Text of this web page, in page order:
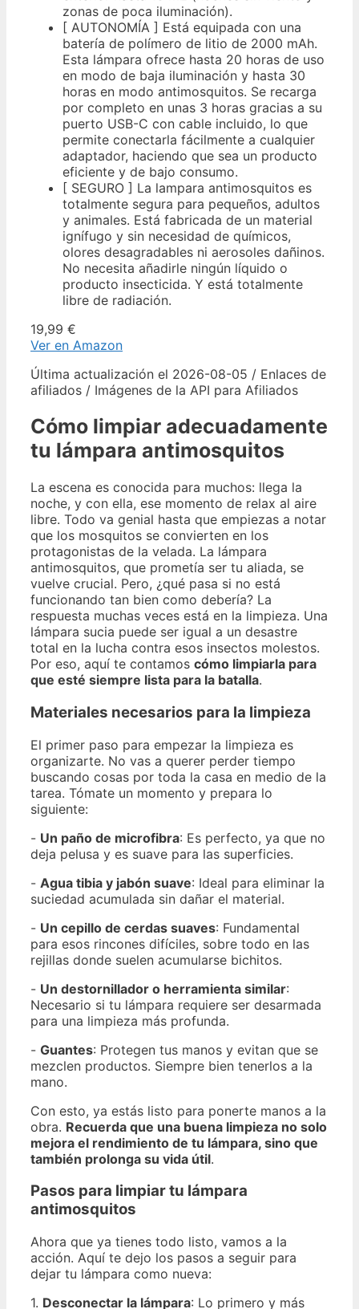
zonas de poca iluminación).
[ AUTONOMÍA ] Está equipada con una
batería de polímero de litio de 2000 mAh.
Esta lámpara ofrece hasta 20 horas de uso
en modo de baja iluminación y hasta 30
horas en modo antimosquitos. Se recarga
por completo en unas 3 horas gracias a su
puerto USB-C con cable incluido, lo que
permite conectarla fácilmente a cualquier
adaptador, haciendo que sea un producto
eficiente y de bajo consumo.
[ SEGURO ] La lampara antimosquitos es
totalmente segura para pequeños, adultos
y animales. Está fabricada de un material
ignífugo y sin necesidad de químicos,
olores desagradables ni aerosoles dañinos.
No necesita añadirle ningún líquido o
producto insecticida. Y está totalmente
libre de radiación.
19,99 €
Ver en Amazon
Última actualización el 2026-08-05 / Enlaces de
afiliados / Imágenes de la API para Afiliados
Cómo limpiar adecuadamente
tu lámpara antimosquitos
La escena es conocida para muchos: llega la
noche, y con ella, ese momento de relax al aire
libre. Todo va genial hasta que empiezas a notar
que los mosquitos se convierten en los
protagonistas de la velada. La lámpara
antimosquitos, que prometía ser tu aliada, se
vuelve crucial. Pero, ¿qué pasa si no está
funcionando tan bien como debería? La
respuesta muchas veces está en la limpieza. Una
lámpara sucia puede ser igual a un desastre
total en la lucha contra esos insectos molestos.
Por eso, aquí te contamos cómo limpiarla para
que esté siempre lista para la batalla.
Materiales necesarios para la limpieza
El primer paso para empezar la limpieza es
organizarte. No vas a querer perder tiempo
buscando cosas por toda la casa en medio de la
tarea. Tómate un momento y prepara lo
siguiente:
- Un paño de microfibra: Es perfecto, ya que no
deja pelusa y es suave para las superficies.
- Agua tibia y jabón suave: Ideal para eliminar la
suciedad acumulada sin dañar el material.
- Un cepillo de cerdas suaves: Fundamental
para esos rincones difíciles, sobre todo en las
rejillas donde suelen acumularse bichitos.
- Un destornillador o herramienta similar:
Necesario si tu lámpara requiere ser desarmada
para una limpieza más profunda.
- Guantes: Protegen tus manos y evitan que se
mezclen productos. Siempre bien tenerlos a la
mano.
Con esto, ya estás listo para ponerte manos a la
obra. Recuerda que una buena limpieza no solo
mejora el rendimiento de tu lámpara, sino que
también prolonga su vida útil.
Pasos para limpiar tu lámpara
antimosquitos
Ahora que ya tienes todo listo, vamos a la
acción. Aquí te dejo los pasos a seguir para
dejar tu lámpara como nueva:
1. Desconectar la lámpara: Lo primero y más